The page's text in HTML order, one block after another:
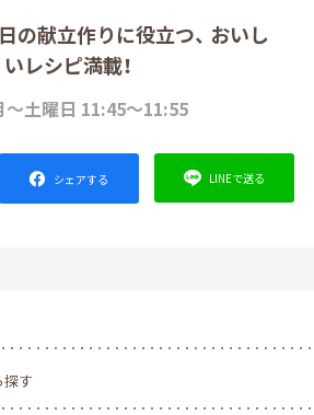
の献立作りに役立つ、 おいし
いレシピ満載！
～土曜日 11:45～11:55
シェアする LINEで送る
探す